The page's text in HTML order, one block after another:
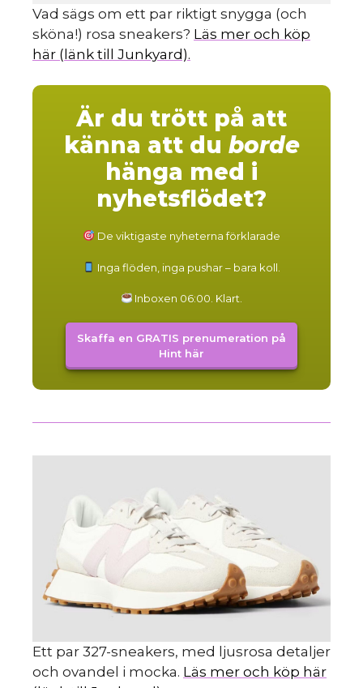
Vad sägs om ett par riktigt snygga (och
sköna!) rosa sneakers? Läs mer och köp
här (länk till Junkyard).
Är du trött på att
känna att du borde
hänga med i
nyhetsflödet?
De viktigaste nyheterna förklarade
Inga flöden, inga pushar – bara koll.
Inboxen 06:00. Klart.
Skaffa en GRATIS prenumeration på
Hint här
Ett par 327-sneakers, med ljusrosa detaljer
och ovandel i mocka. Läs mer och köp här